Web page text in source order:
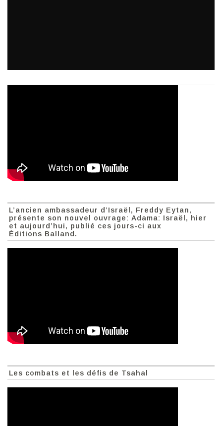
L’ancien ambassadeur d’Israël, Freddy Eytan,
présente son nouvel ouvrage: Adama: Israël, hier
et aujourd’hui, publié ces jours-ci aux
Éditions Balland.
Les combats et les défis de Tsahal